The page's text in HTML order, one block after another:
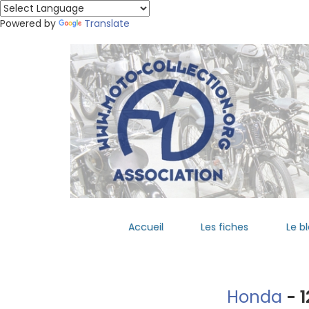
Powered by Translate
Accueil Les fiches Le
Honda -